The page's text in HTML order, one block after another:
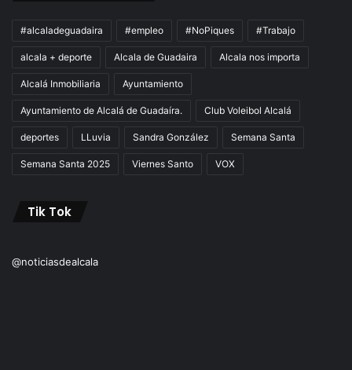
#alcaladeguadaira #empleo #NoPiques #Trabajo
alcala + deporte Alcala de Guadaira Alcala nos importa
Alcalá Inmobiliaria Ayuntamiento
Ayuntamiento de Alcalá de Guadaíra. Club Voleibol Alcalá
deportes LLuvia Sandra González Semana Santa
Semana Santa 2025 Viernes Santo VOX
Tik Tok
@noticiasdealcala